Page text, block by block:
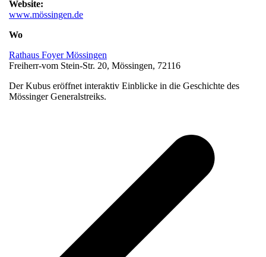
Website:
www.mössingen.de
Wo
Rathaus Foyer Mössingen
Freiherr-vom Stein-Str. 20, Mössingen, 72116
Der Kubus eröffnet interaktiv Einblicke in die Geschichte des
Mössinger Generalstreiks.